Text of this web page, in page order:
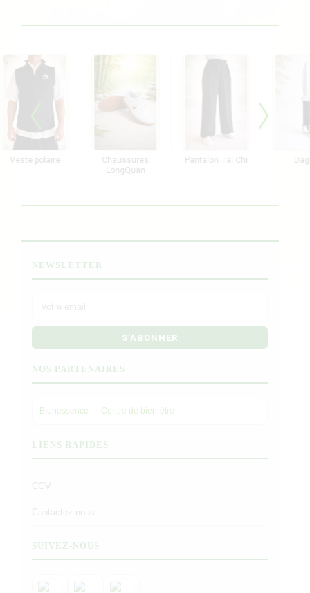
polaire
Chaussures
LongQuan
Pantalon Tai Chi Dague
NEWSLETTER
S'ABONNER
NOS PARTENAIRES
Bienessence — Centre de bien-être
LIENS RAPIDES
CGV
Contactez-nous
SUIVEZ-NOUS